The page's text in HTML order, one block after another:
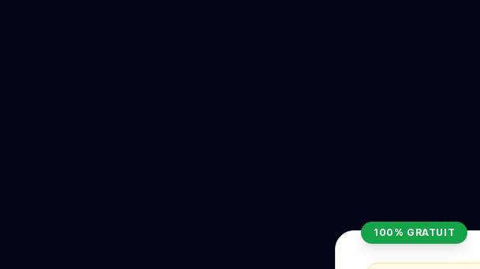
100% GRATUIT